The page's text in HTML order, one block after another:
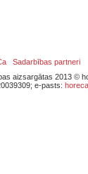
Sadarbības partneri
aizsargātas 2013 ©
e-pasts: